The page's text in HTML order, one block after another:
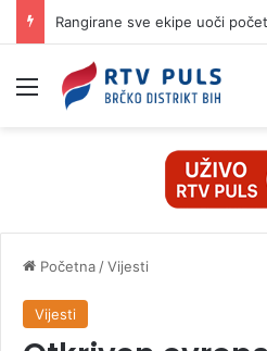
Izbornik
Početna /Vijesti
Vijesti